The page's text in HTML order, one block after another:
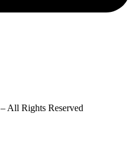
– All Rights Reserved